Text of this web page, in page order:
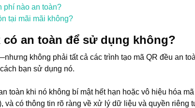
phí nào an toàn?
tại mãi mãi không?
có an toàn để sử dụng không?
không phải tất cả các trình tạo mã QR đều an
bạn sử dụng nó.
toàn khi nó không bí mật hết hạn hoặc vô hiệu hóa
và có thông tin rõ ràng về xử lý dữ liệu và quyền riêng